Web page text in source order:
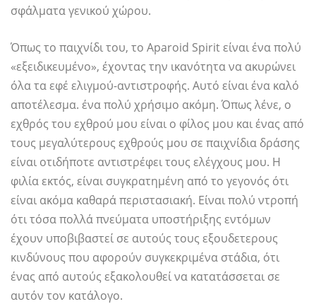
σφάλματα γενικού χώρου.
Όπως το παιχνίδι του, το Aparoid Spirit είναι ένα πολύ
«εξειδικευμένο», έχοντας την ικανότητα να ακυρώνει
όλα τα εφέ ελιγμού-αντιστροφής. Αυτό είναι ένα καλό
αποτέλεσμα. ένα πολύ χρήσιμο ακόμη. Όπως λένε, ο
εχθρός του εχθρού μου είναι ο φίλος μου και ένας από
τους μεγαλύτερους εχθρούς μου σε παιχνίδια δράσης
είναι οτιδήποτε αντιστρέφει τους ελέγχους μου. Η
φιλία εκτός, είναι συγκρατημένη από το γεγονός ότι
είναι ακόμα καθαρά περιστασιακή. Είναι πολύ ντροπή
ότι τόσα πολλά πνεύματα υποστήριξης εντόμων
έχουν υποβιβαστεί σε αυτούς τους εξουδετερους
κινδύνους που αφορούν συγκεκριμένα στάδια, ότι
ένας από αυτούς εξακολουθεί να κατατάσσεται σε
αυτόν τον κατάλογο.